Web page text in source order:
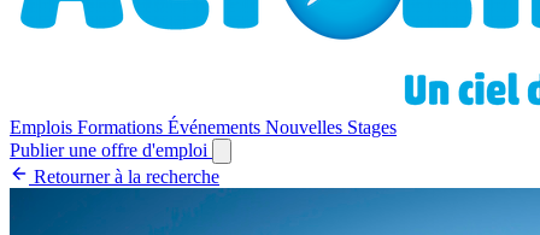
Emplois Formations Événements Nouvelles Stages
Publier une offre d'emploi
Retourner à la recherche